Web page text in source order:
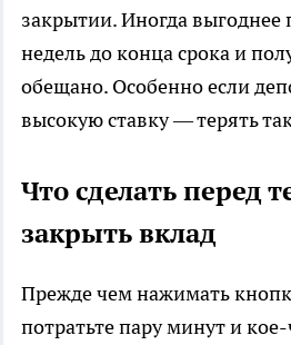
закрытии. Иногда выгоднее
недель до конца срока и
обещано. Особенно если
высокую ставку — терять
Что сделать перед
закрыть вклад
Прежде чем нажимать
потратьте пару минут и